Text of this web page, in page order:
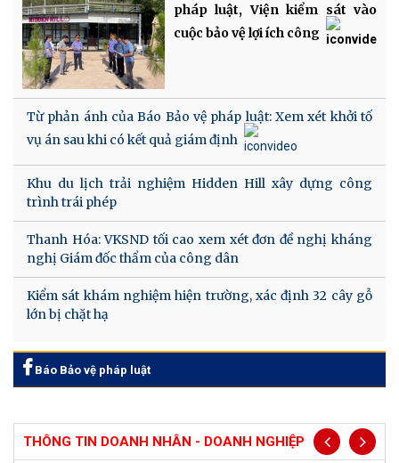
pháp luật, Viện kiểm sát vào
cuộc bảo vệ lợi ích công
Từ phản ánh của Báo Bảo vệ pháp luật: Xem xét khởi tố
vụ án sau khi có kết quả giám định
Khu du lịch trải nghiệm Hidden Hill xây dựng công
trình trái phép
Thanh Hóa: VKSND tối cao xem xét đơn đề nghị kháng
nghị Giám đốc thẩm của công dân
Kiểm sát khám nghiệm hiện trường, xác định 32 cây gỗ
lớn bị chặt hạ
Báo Bảo vệ pháp luật
THÔNG TIN DOANH NHÂN - DOANH NGHIỆP